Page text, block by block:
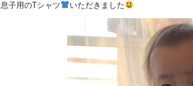
息子用のTシャツ いただきました